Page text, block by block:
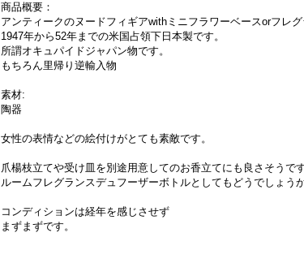
商品概要：
アンティークのヌードフィギアwithミニフラワーベースorフレグ
1947年から52年までの米国占領下日本製です。
所謂オキュパイドジャパン物です。
もちろん里帰り逆輸入物
素材:
陶器
女性の表情などの絵付けがとても素敵です。
爪楊枝立てや受け皿を別途用意してのお香立てにも良さそうです
ルームフレグランスデュフーザーボトルとしてもどうでしょう
コンディションは経年を感じさせず
まずまずです。